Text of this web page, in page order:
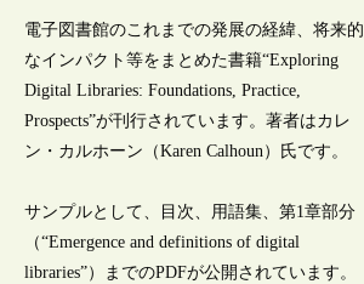
電子図書館のこれまでの発展の経緯、将来的
なインパクト等をまとめた書籍“Exploring
Digital Libraries: Foundations, Practice,
Prospects”が刊行されています。著者はカレ
ン・カルホーン（Karen Calhoun）氏です。
サンプルとして、目次、用語集、第1章部分
（“Emergence and definitions of digital
libraries”）までのPDFが公開されています。